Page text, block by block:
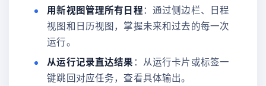
用新视图管理所有日程：通过侧边栏、日程
视图和日历视图，掌握未来和过去的每一次
运行。
从运行记录直达结果 ：从运行卡片或标签一
键跳回对应任务，查看具体输出。